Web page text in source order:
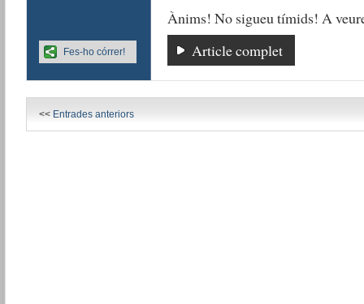
Ànims! No sigueu tímids! A
Article complet
Fes-ho córrer!
<< Entrades anteriors